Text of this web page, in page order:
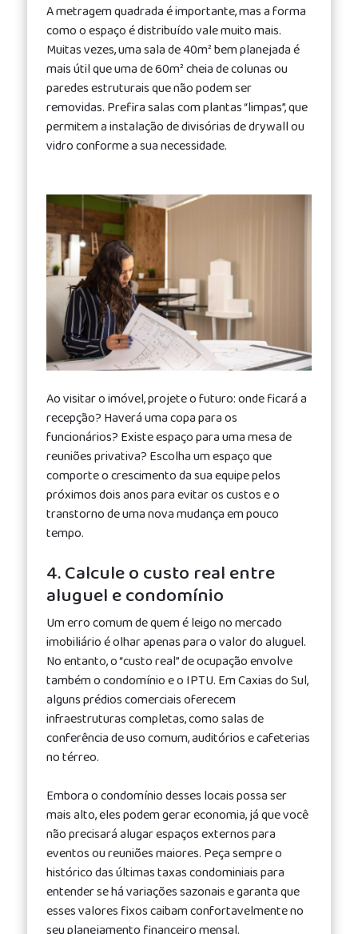
A metragem quadrada é importante, mas a forma
como o espaço é distribuído vale muito mais.
Muitas vezes, uma sala de 40m² bem planejada é
mais útil que uma de 60m² cheia de colunas ou
paredes estruturais que não podem ser
removidas. Prefira salas com plantas “limpas”, que
permitem a instalação de divisórias de drywall ou
vidro conforme a sua necessidade.
Ao visitar o imóvel, projete o futuro: onde ficará a
recepção? Haverá uma copa para os
funcionários? Existe espaço para uma mesa de
reuniões privativa? Escolha um espaço que
comporte o crescimento da sua equipe pelos
próximos dois anos para evitar os custos e o
transtorno de uma nova mudança em pouco
tempo.
4. Calcule o custo real entre
aluguel e condomínio
Um erro comum de quem é leigo no mercado
imobiliário é olhar apenas para o valor do aluguel.
No entanto, o “custo real” de ocupação envolve
também o condomínio e o IPTU. Em Caxias do Sul,
alguns prédios comerciais oferecem
infraestruturas completas, como salas de
conferência de uso comum, auditórios e cafeterias
no térreo.
Embora o condomínio desses locais possa ser
mais alto, eles podem gerar economia, já que você
não precisará alugar espaços externos para
eventos ou reuniões maiores. Peça sempre o
histórico das últimas taxas condominiais para
entender se há variações sazonais e garanta que
esses valores fixos caibam confortavelmente no